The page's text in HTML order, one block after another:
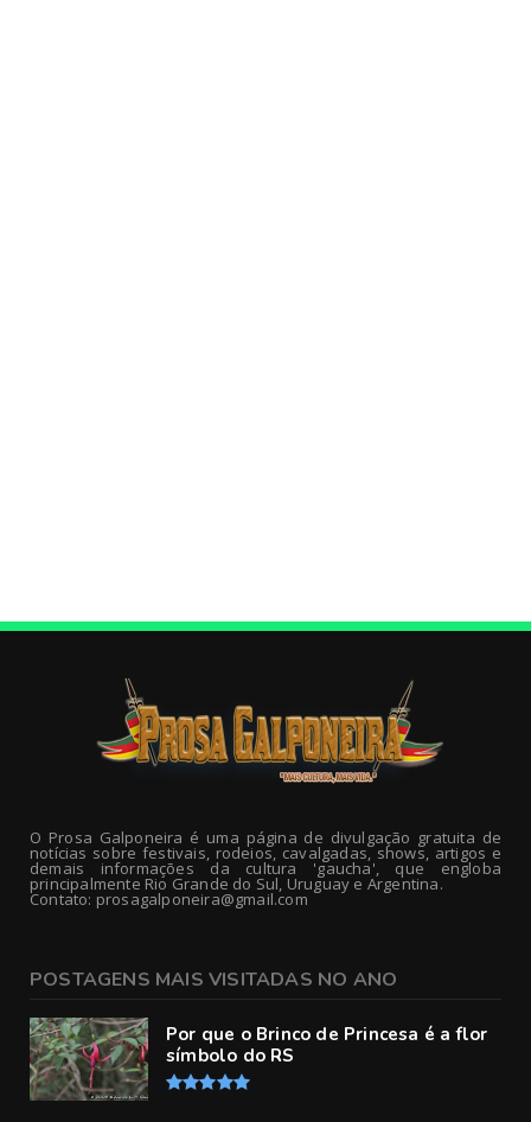
O Prosa Galponeira é uma página de divulgação gratuita de
notícias sobre festivais, rodeios, cavalgadas, shows, artigos e
demais informações da cultura 'gaucha', que engloba
principalmente Rio Grande do Sul, Uruguay e Argentina.
Contato: prosagalponeira@gmail.com
POSTAGENS MAIS VISITADAS NO ANO
Por que o Brinco de Princesa é a flor
símbolo do RS